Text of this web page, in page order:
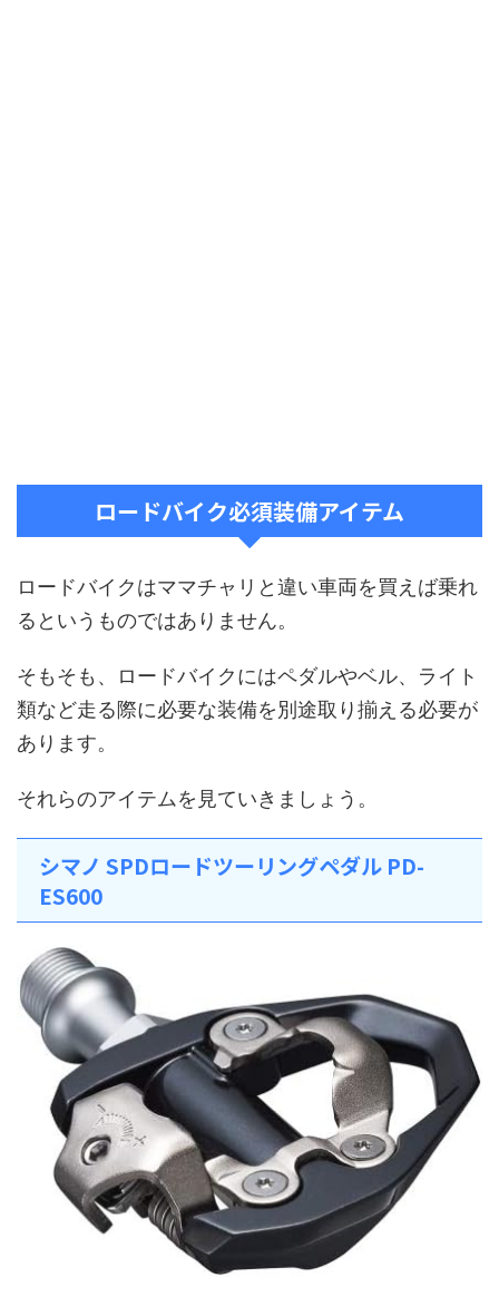
ロードバイク必須装備アイテム
ロードバイクはママチャリと違い車両を買えば乗れ
るというものではありません。
そもそも、ロードバイクにはペダルやベル、ライト
類など走る際に必要な装備を別途取り揃える必要が
あります。
それらのアイテムを見ていきましょう。
シマノ SPDロードツーリングペダル PD-
ES600